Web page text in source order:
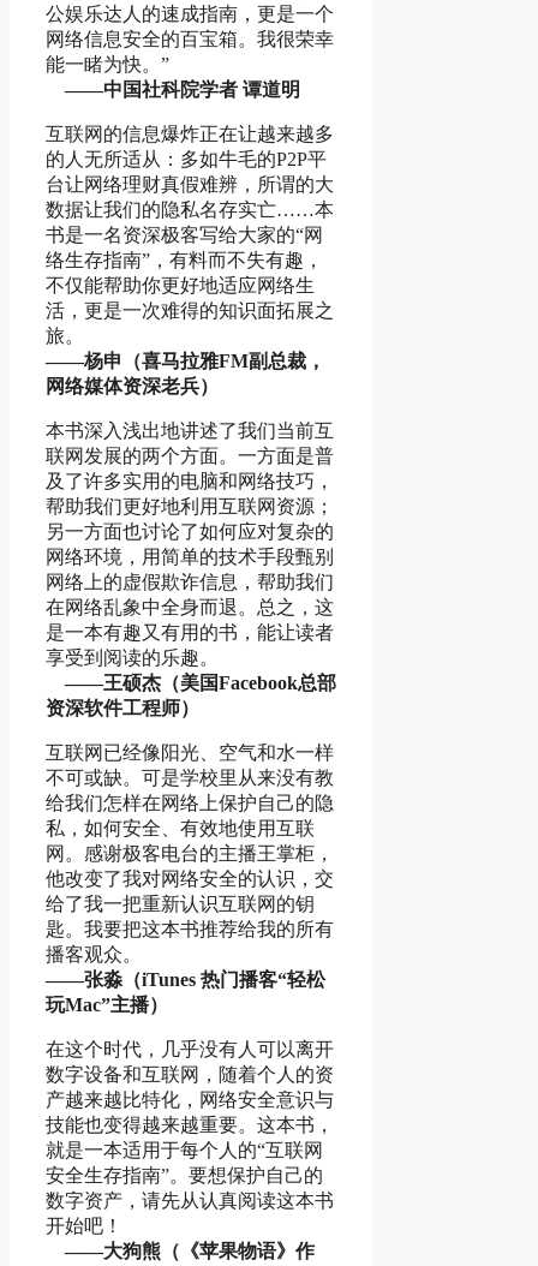
公娱乐达人的速成指南，更是一个
网络信息安全的百宝箱。我很荣幸
能一睹为快。”
——中国社科院学者 谭道明
互联网的信息爆炸正在让越来越多
的人无所适从：多如牛毛的P2P平
台让网络理财真假难辨，所谓的大
数据让我们的隐私名存实亡……本
书是一名资深极客写给大家的“网
络生存指南”，有料而不失有趣，
不仅能帮助你更好地适应网络生
活，更是一次难得的知识面拓展之
旅。
——杨申（喜马拉雅FM副总裁，
网络媒体资深老兵）
本书深入浅出地讲述了我们当前互
联网发展的两个方面。一方面是普
及了许多实用的电脑和网络技巧，
帮助我们更好地利用互联网资源；
另一方面也讨论了如何应对复杂的
网络环境，用简单的技术手段甄别
网络上的虚假欺诈信息，帮助我们
在网络乱象中全身而退。总之，这
是一本有趣又有用的书，能让读者
享受到阅读的乐趣。
——王硕杰（美国Facebook总部
资深软件工程师）
互联网已经像阳光、空气和水一样
不可或缺。可是学校里从来没有教
给我们怎样在网络上保护自己的隐
私，如何安全、有效地使用互联
网。感谢极客电台的主播王掌柜，
他改变了我对网络安全的认识，交
给了我一把重新认识互联网的钥
匙。我要把这本书推荐给我的所有
播客观众。
——张淼（iTunes 热门播客“轻松
玩Mac”主播）
在这个时代，几乎没有人可以离开
数字设备和互联网，随着个人的资
产越来越比特化，网络安全意识与
技能也变得越来越重要。这本书，
就是一本适用于每个人的“互联网
安全生存指南”。要想保护自己的
数字资产，请先从认真阅读这本书
开始吧！
——大狗熊（《苹果物语》作